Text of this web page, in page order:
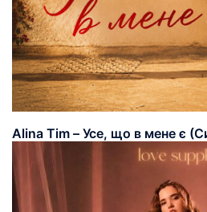
Alina Tim – Усе, що в мене є